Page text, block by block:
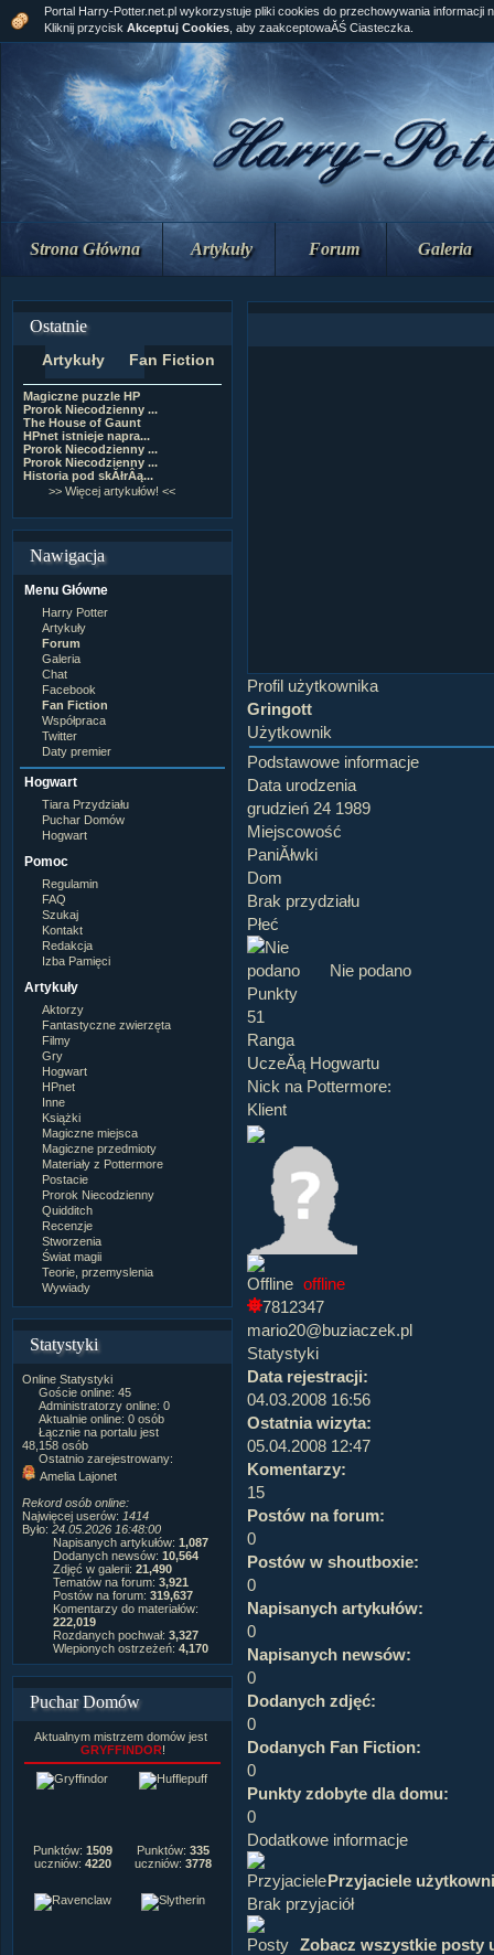
Strona Główna Artykuły Forum Galeria
Ostatnie
Artykuły Fan Fiction
Magiczne puzzle HP
Prorok Niecodzienny ...
The House of Gaunt
HPnet istnieje napra...
Prorok Niecodzienny ...
Prorok Niecodzienny ...
Historia pod skĂłrÂą...
>> Więcej artykułów! <<
Nawigacja
Menu Główne
Harry Potter
Artykuły
Forum
Galeria
Chat
Facebook
Fan Fiction
Współpraca
Twitter
Daty premier
Hogwart
Tiara Przydziału
Puchar Domów
Hogwart
Pomoc
Regulamin
FAQ
Szukaj
Kontakt
Redakcja
Izba Pamięci
Artykuły
Aktorzy
Fantastyczne zwierzęta
Filmy
Gry
Hogwart
HPnet
Inne
Książki
Magiczne miejsca
Magiczne przedmioty
Materiały z Pottermore
Postacie
Prorok Niecodzienny
Quidditch
Recenzje
Stworzenia
Świat magii
Teorie, przemyslenia
Wywiady
Statystyki
Online Statystyki
Goście online: 45
Administratorzy online: 0
Aktualnie online: 0 osób
Łącznie na portalu jest
48,158 osób
Ostatnio zarejestrowany:
Amelia Lajonet
Rekord osób online:
Najwięcej userów: 1414
Było: 24.05.2026 16:48:00
Napisanych artykułów: 1,087
Dodanych newsów: 10,564
Zdjęć w galerii: 21,490
Tematów na forum: 3,921
Postów na forum: 319,637
Komentarzy do materiałów:
222,019
Rozdanych pochwał: 3,327
Wlepionych ostrzeżeń: 4,170
Puchar Domów
Aktualnym mistrzem domów jest
GRYFFINDOR!
Punktów: 1509
uczniów: 4220
Punktów: 335
uczniów: 3778
Portal Harry-Potter.net.pl wykorzystuje pliki cookies do przechowywania informacji
Kliknij przycisk Akceptuj Cookies , aby zaakceptowaĂŚ Ciasteczka.
Profil użytkownika
Gringott
Użytkownik
Podstawowe informacje
Data urodzenia
grudzień 24 1989
Miejscowość
PaniĂłwki
Dom
Brak przydziału
Płeć
Nie podano
Punkty
51
Ranga
UczeĂą Hogwartu
Nick na Pottermore:
Klient
offline
7812347
mario20@buziaczek.pl
Statystyki
Data rejestracji:
04.03.2008 16:56
Ostatnia wizyta:
05.04.2008 12:47
Komentarzy:
15
Postów na forum:
0
Postów w shoutboxie:
0
Napisanych artykułów:
0
Napisanych newsów:
0
Dodanych zdjęć:
0
Dodanych Fan Fiction:
0
Punkty zdobyte dla domu:
0
Dodatkowe informacje
Przyjaciele
Brak przyjaciół
Zobacz wszystkie posty